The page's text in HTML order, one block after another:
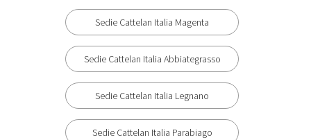
Sedie Cattelan Italia Magenta
Sedie Cattelan Italia Abbiategrasso
Sedie Cattelan Italia Legnano
Sedie Cattelan Italia Parabiago